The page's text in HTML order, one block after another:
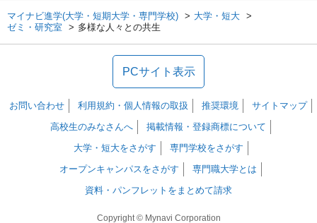
マイナビ進学(大学・短期大学・専門学校)
大学・短大
ゼミ・研究室
多様な人々との共生
PCサイト表示
お問い合わせ 利用規約・個人情報の取扱 推奨環境
サイトマップ
高校生のみなさんへ
掲載情報・登録商標について
大学・短大をさがす
専門学校をさがす
オープンキャンパスをさがす
専門職大学とは
資料・パンフレットをまとめて請求
Copyright © Mynavi Corporation